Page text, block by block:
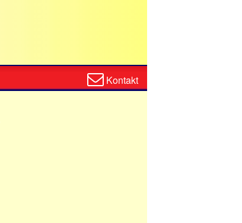
Kontaktformular
Kontakt